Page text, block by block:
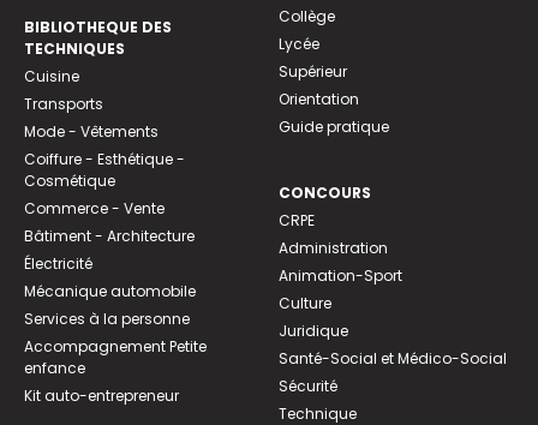
BIBLIOTHEQUE DES
TECHNIQUES
Cuisine
Transports
Mode - Vêtements
Coiffure - Esthétique -
Cosmétique
Commerce - Vente
Bâtiment - Architecture
Électricité
Mécanique automobile
Services à la personne
Accompagnement Petite
enfance
Kit auto-entrepreneur
Collège
Lycée
Supérieur
Orientation
Guide pratique
CONCOURS
CRPE
Administration
Animation-Sport
Culture
Juridique
Santé-Social et Médico-Social
Sécurité
Technique